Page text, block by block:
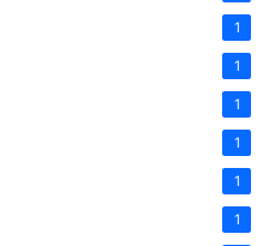
1
1
1
1
1
1